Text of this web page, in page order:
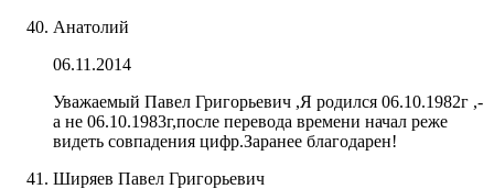
Анатолий
06.11.2014
Уважаемый Павел Григорьевич ,Я родился 06.10.1982г ,-
а не 06.10.1983г,после перевода времени начал реже
видеть совпадения цифр.Заранее благодарен!
Ширяев Павел Григорьевич